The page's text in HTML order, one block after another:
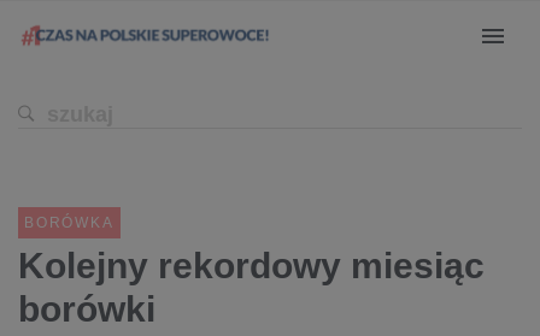
BORÓWKA
Kolejny rekordowy miesiąc
borówki